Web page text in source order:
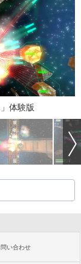
体験版
問い合わせ